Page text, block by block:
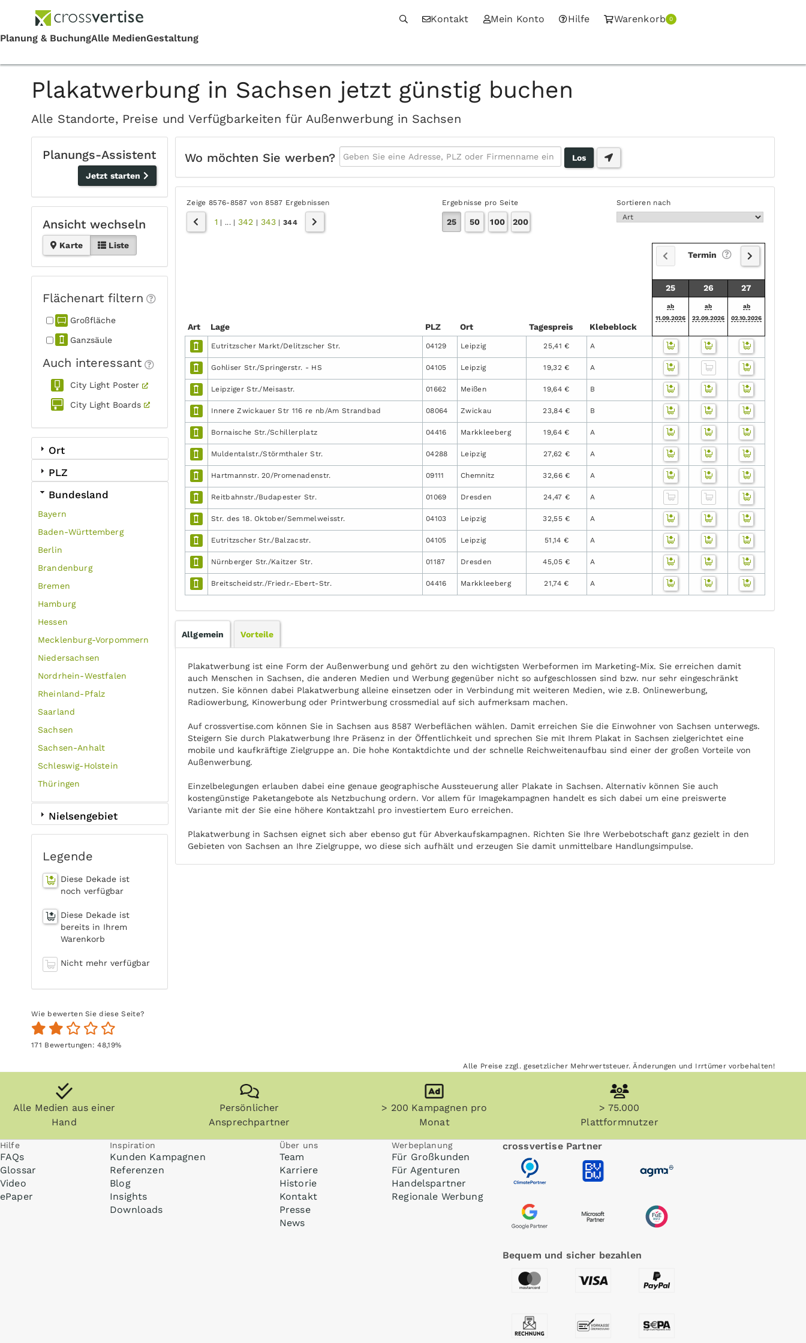
Kontakt Mein Konto Hilfe Warenkorb 0
Plakatwerbung in Sachsen jetzt günstig buchen
Alle Standorte, Preise und Verfügbarkeiten für Außenwerbung in Sachsen
Planungs-Assistent
Jetzt starten
Ansicht wechseln
Karte Liste
Flächenart filtern
Großfläche
Ganzsäule
Auch interessant
City Light Poster
City Light Boards
Ort
PLZ
Bundesland
Bayern
Baden-Württemberg
Berlin
Brandenburg
Bremen
Hamburg
Hessen
Mecklenburg-Vorpommern
Niedersachsen
Nordrhein-Westfalen
Rheinland-Pfalz
Saarland
Sachsen
Sachsen-Anhalt
Schleswig-Holstein
Thüringen
Nielsengebiet
Legende
Diese Dekade ist
noch verfügbar
Diese Dekade ist
bereits in Ihrem
Warenkorb
Nicht mehr verfügbar
Wo möchten Sie werben?
Zeige 8576-8587 von 8587 Ergebnissen Ergebnisse pro Seite Sortieren nach
1 | ... |342 | 343| 344 25 50 100 200
Art Lage PLZ Ort Tages­preis Klebe­block
Termin
25 26 27
ab
11.09.2026
ab
22.09.2026
ab
02.10.2026
Eutritzscher Markt/Delitzscher Str. 04129 Leipzig 25,41 € A
Gohliser Str./Springerstr. - HS 04105 Leipzig 19,32 € A
Leipziger Str./Meisastr. 01662 Meißen 19,64 € B
Innere Zwickauer Str 116 re nb/Am Strandbad 08064 Zwickau 23,84 € B
Bornaische Str./Schillerplatz 04416 Markkleeberg 19,64 € A
Muldentalstr./Störmthaler Str. 04288 Leipzig 27,62 € A
Hartmannstr. 20/Promenadenstr. 09111 Chemnitz 32,66 € A
Reitbahnstr./Budapester Str. 01069 Dresden 24,47 € A
Str. des 18. Oktober/Semmelweisstr. 04103 Leipzig 32,55 € A
Eutritzscher Str./Balzacstr. 04105 Leipzig 51,14 € A
Nürnberger Str./Kaitzer Str. 01187 Dresden 45,05 € A
Breitscheidstr./Friedr.-Ebert-Str. 04416 Markkleeberg 21,74 € A
Allgemein Vorteile
Plakatwerbung ist eine Form der Außenwerbung und gehört zu den wichtigsten Werbeformen im Marketing-Mix. Sie erreichen damit
auch Menschen in Sachsen, die anderen Medien und Werbung gegenüber nicht so aufgeschlossen sind bzw. nur sehr eingeschränkt
nutzen. Sie können dabei Plakatwerbung alleine einsetzen oder in Verbindung mit weiteren Medien, wie z.B. Onlinewerbung,
Radiowerbung, Kinowerbung oder Printwerbung crossmedial auf sich aufmerksam machen.
Auf crossvertise.com können Sie in Sachsen aus 8587 Werbeflächen wählen. Damit erreichen Sie die Einwohner von Sachsen unterwegs.
Steigern Sie durch Plakatwerbung Ihre Präsenz in der Öffentlichkeit und sprechen Sie mit Ihrem Plakat in Sachsen zielgerichtet eine
mobile und kaufkräftige Zielgruppe an. Die hohe Kontaktdichte und der schnelle Reichweitenaufbau sind einer der großen Vorteile von
Außenwerbung.
Einzelbelegungen erlauben dabei eine genaue geographische Aussteuerung aller Plakate in Sachsen. Alternativ können Sie auch
kostengünstige Paketangebote als Netzbuchung ordern. Vor allem für Imagekampagnen handelt es sich dabei um eine preiswerte
Variante mit der Sie eine höhere Kontaktzahl pro investiertem Euro erreichen.
Plakatwerbung in Sachsen eignet sich aber ebenso gut für Abverkaufskampagnen. Richten Sie Ihre Werbebotschaft ganz gezielt in den
Gebieten von Sachsen an Ihre Zielgruppe, wo diese sich aufhält und erzeugen Sie damit unmittelbare Handlungsimpulse.
Wie bewerten Sie diese Seite?
171 Bewertungen:48,19%
Alle Preise zzgl. gesetzlicher Mehrwertsteuer. Änderungen und Irrtümer vorbehalten!
Alle Medien aus einer
Hand
Persönlicher
Ansprechpartner
> 200 Kampagnen pro
Monat
> 75.000
Plattformnutzer
Hilfe
FAQs
Glossar
Video
ePaper
Inspiration
Kunden Kampagnen
Referenzen
Blog
Insights
Downloads
Über uns
Team
Karriere
Historie
Kontakt
Presse
News
Werbeplanung
Für Großkunden
Für Agenturen
Handelspartner
Regionale Werbung
crossvertise Partner
Bequem und sicher bezahlen